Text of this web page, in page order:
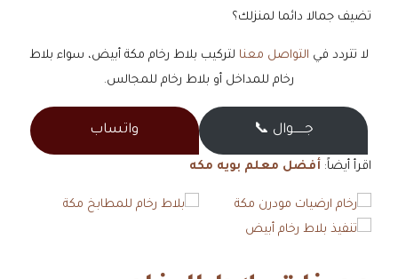
تضيف جمالا دائما لمنزلك؟
لا تتردد في التواصل معنا لتركيب بلاط رخام مكة أبيض، سواء بلاط
رخام للمداخل أو بلاط رخام للمجالس.
جــــــوال 📞 واتساب
اقرأ أيضاً: أفضل معلم بويه مكه